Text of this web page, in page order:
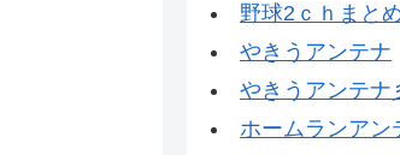
野球2ｃｈまと
やきうアンテナ
やきうアンテナ
ホームランアン